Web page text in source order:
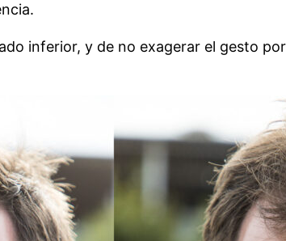
inferior, y de no exagerar el gesto